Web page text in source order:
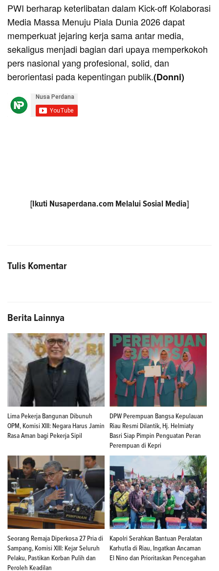
PWI berharap keterlibatan dalam Kick-off Kolaborasi
Media Massa Menuju Piala Dunia 2026 dapat
memperkuat jejaring kerja sama antar media,
sekaligus menjadi bagian dari upaya memperkokoh
pers nasional yang profesional, solid, dan
berorientasi pada kepentingan publik.(Donni)
[Ikuti Nusaperdana.com Melalui Sosial Media]
Tulis Komentar
Berita Lainnya
Lima Pekerja Bangunan Dibunuh
OPM, Komisi XIII: Negara Harus Jamin
Rasa Aman bagi Pekerja Sipil
DPW Perempuan Bangsa Kepulauan
Riau Resmi Dilantik, Hj. Helmiaty
Basri Siap Pimpin Penguatan Peran
Perempuan di Kepri
Seorang Remaja Diperkosa 27 Pria di
Sampang, Komisi XIII: Kejar Seluruh
Pelaku, Pastikan Korban Pulih dan
Peroleh Keadilan
Kapolri Serahkan Bantuan Peralatan
Karhutla di Riau, Ingatkan Ancaman
El Nino dan Prioritaskan Pencegahan